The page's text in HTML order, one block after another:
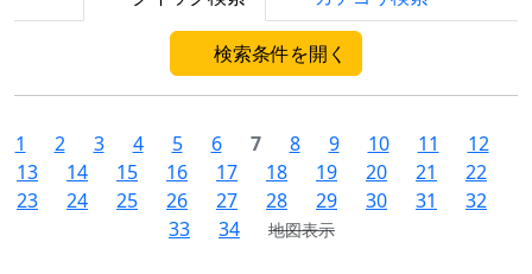
検索条件を開く
1 2 3 4 5 6 7 8 9 10 11
12
13
14 15 16 17 18 19 20 21
22
23
24 25 26 27 28 29 30 31
32
33
34 地図表示